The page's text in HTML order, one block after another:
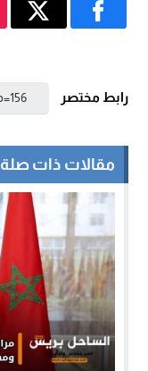
رابط مختصر
مقالات ذات صلة